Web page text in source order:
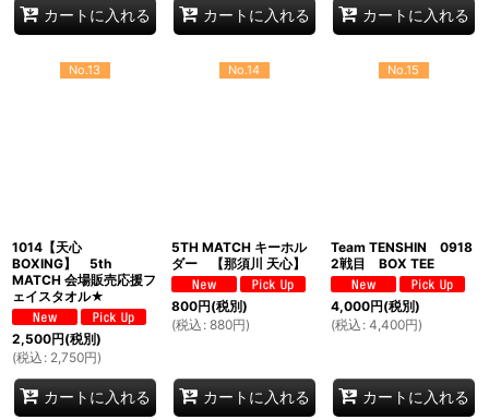
カートに入れる カートに入れる カートに入れる
No.13
1014【天心
BOXING】 5th
MATCH 会場販売応援フ
ェイスタオル★
2,500円(税別)
(税込 : 2,750円)
カートに入れる
No.14
5TH MATCH キーホル
ダー 【那須川 天心】
800円(税別)
(税込 : 880円)
カートに入れる
No.15
Team TENSHIN 0918
2戦目 BOX TEE
4,000円(税別)
(税込 : 4,400円)
カートに入れる